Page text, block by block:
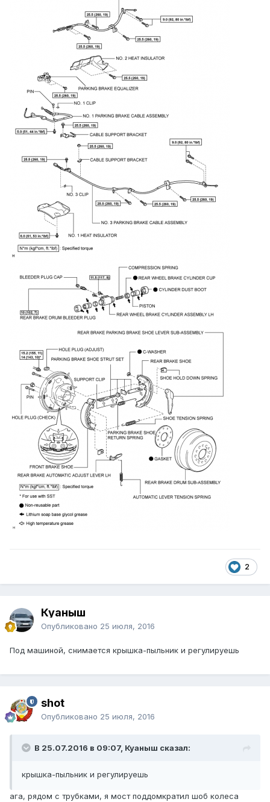
2
Куаныш
Опубликовано 25 июля, 2016
Под машиной, снимается крышка-пыльник и регулируешь
shot
Опубликовано 25 июля, 2016
В 25.07.2016 в 09:07, Куаныш сказал:
крышка-пыльник и регулируешь
ага, рядом с трубками, я мост поддомкратил шоб колеса